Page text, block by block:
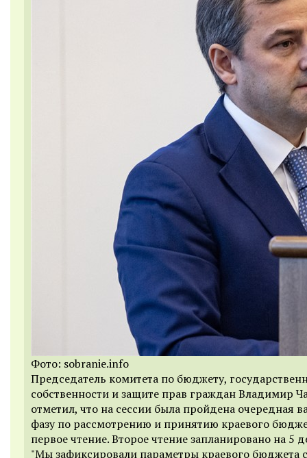
Фото: sobranie.info
Председатель комитета по бюджету,
собственности и защите прав граждан Владимир
отметил, что на сессии была пройдена очередная
фазу по рассмотрению и принятию краевого
первое чтение. Второе чтение запланировано на 5
"Мы зафиксировали параметры краевого бюджета